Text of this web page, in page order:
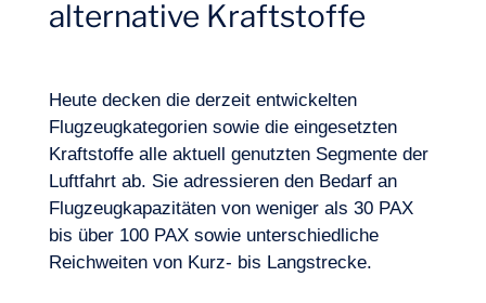
Expertisen
alternative Kraftstoffe
Heute decken die derzeit entwickelten
Flugzeugkategorien sowie die eingesetzten
Kraftstoffe alle aktuell genutzten Segmente der
Luftfahrt ab. Sie adressieren den Bedarf an
Flugzeugkapazitäten von weniger als 30 PAX
bis über 100 PAX sowie unterschiedliche
Reichweiten von Kurz- bis Langstrecke.